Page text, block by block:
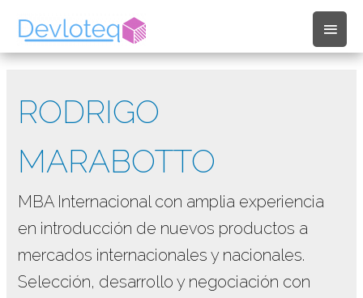
RODRIGO
MARABOTTO
MBA Internacional con amplia experiencia
en introducción de nuevos productos a
mercados internacionales y nacionales.
Selección, desarrollo y negociación con